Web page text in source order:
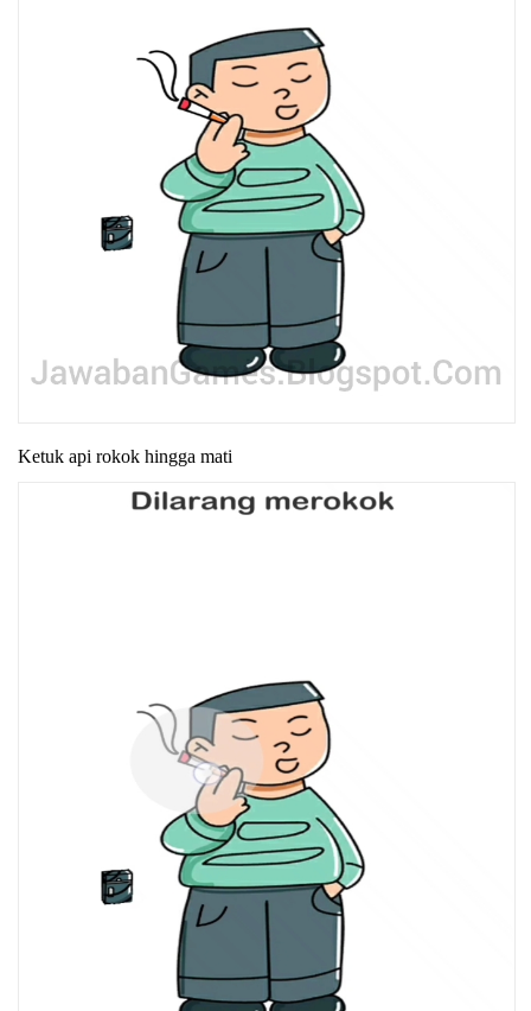
Ketuk api rokok hingga mati